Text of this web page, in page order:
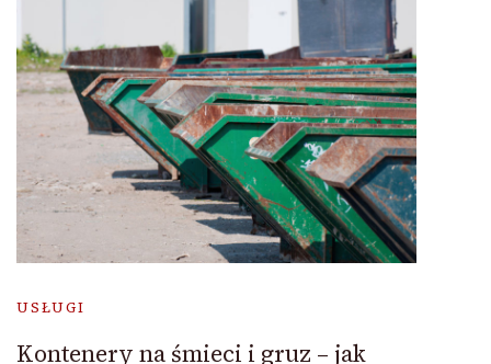
USŁUGI
Kontenery na śmieci i gruz – jak